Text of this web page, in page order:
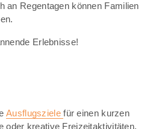
an Regentagen können Familien
Erlebnisse!
Ausflugszielefür einen kurzen
oder kreative Freizeitaktivitäten.